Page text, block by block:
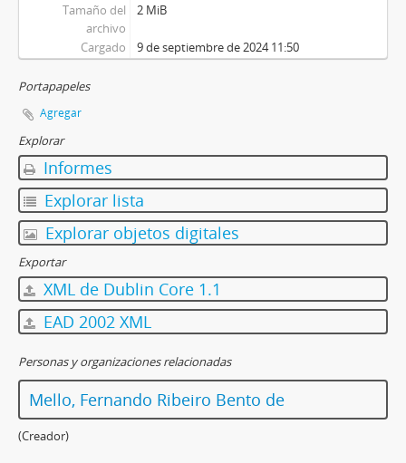
Tamaño del
archivo
2 MiB
Cargado 9 de septiembre de 2024 11:50
Portapapeles
Agregar
Explorar
Informes
Explorar lista
Explorar objetos digitales
Exportar
XML de Dublin Core 1.1
EAD 2002 XML
Personas y organizaciones relacionadas
Mello, Fernando Ribeiro Bento de
(Creador)